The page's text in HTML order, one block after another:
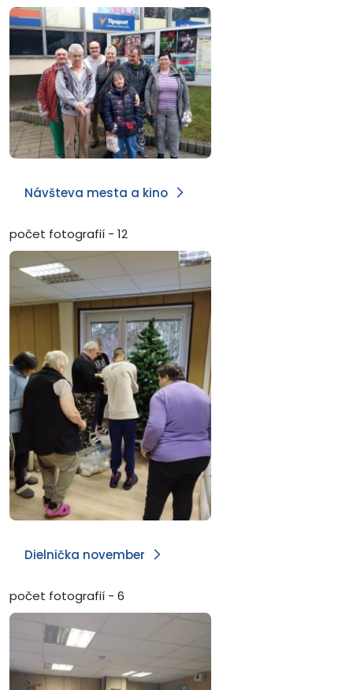
Návšteva mesta a kino
počet fotografií - 12
Dielnička november
počet fotografií - 6